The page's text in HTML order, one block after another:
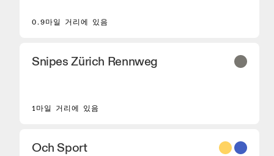
0.9마일 거리에 있음
Snipes Zürich Rennweg
1마일 거리에 있음
Och Sport